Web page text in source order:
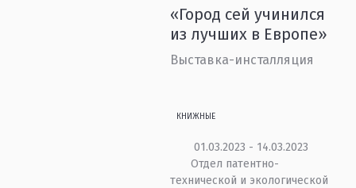
«Город сей учинился
из лучших в Европе»
Выставка-инсталляция
КНИЖНЫЕ
01.03.2023 - 14.03.2023
Отдел патентно-
технической и экологической